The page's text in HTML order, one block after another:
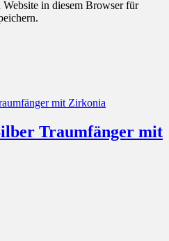
in diesem Browser für
Traumfänger mit